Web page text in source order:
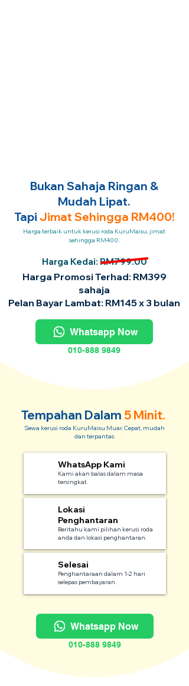
Bukan Sahaja Ringan &
Mudah Lipat.
Tapi Jimat Sehingga RM400!
Harga terbaik untuk kerusi roda KuruMaisu, jimat
sehingga RM400.
Harga Kedai: RM799.00
Harga Promosi Terhad: RM399
sahaja
Pelan Bayar Lambat: RM145 x 3 bulan
Whatsapp Now
010-888 9849
Tempahan Dalam 5 Minit.
Sewa kerusi roda KuruMaisu Muar. Cepat, mudah
dan terpantas.
WhatsApp Kami
Kami akan balas dalam masa
tersingkat.
Lokasi
Penghantaran
Beritahu kami pilihan kerusi roda
anda dan lokasi penghantaran.
Selesai
Penghantaraan dalam 1-2 hari
selepas pembayaran.
Whatsapp Now
010-888 9849